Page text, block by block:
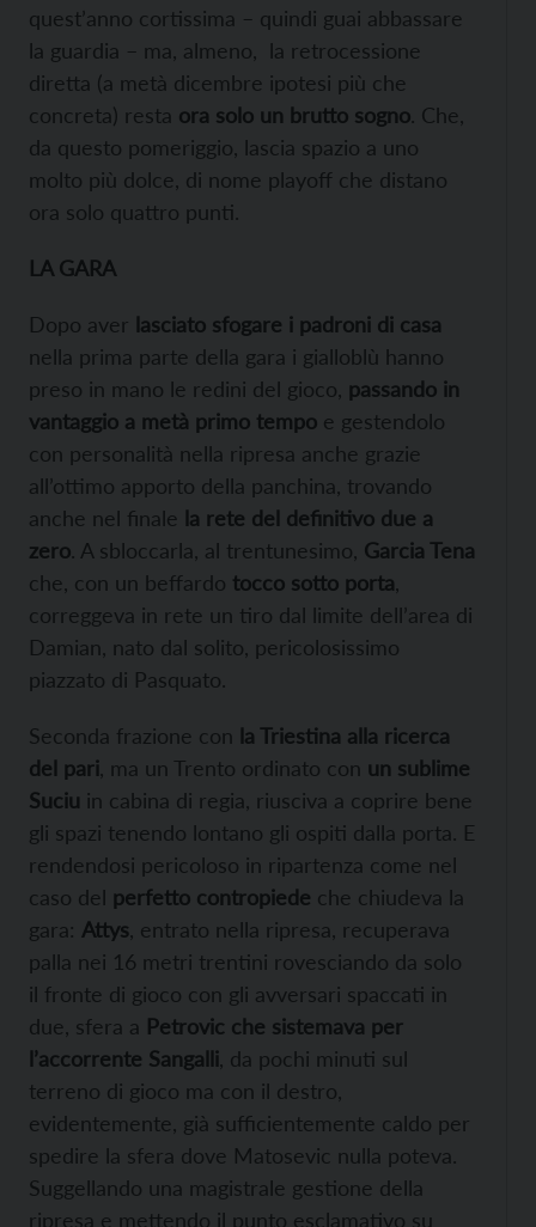
quest’anno cortissima – quindi guai abbassare
la guardia – ma, almeno, la retrocessione
diretta (a metà dicembre ipotesi più che
concreta) resta ora solo un brutto sogno. Che,
da questo pomeriggio, lascia spazio a uno
molto più dolce, di nome playoff che distano
ora solo quattro punti.
LA GARA
Dopo aver lasciato sfogare i padroni di casa
nella prima parte della gara i gialloblù hanno
preso in mano le redini del gioco, passando in
vantaggio a metà primo tempo e gestendolo
con personalità nella ripresa anche grazie
all’ottimo apporto della panchina, trovando
anche nel finale la rete del definitivo due a
zero. A sbloccarla, al trentunesimo, Garcia Tena
che, con un beffardo tocco sotto porta
correggeva in rete un tiro dal limite dell’area di
Damian, nato dal solito, pericolosissimo
piazzato di Pasquato.
Seconda frazione con la Triestina alla ricerca
del pari , ma un Trento ordinato con un sublime
Suciu in cabina di regia, riusciva a coprire bene
gli spazi tenendo lontano gli ospiti dalla porta. E
rendendosi pericoloso in ripartenza come nel
caso del perfetto contropiede che chiudeva la
gara: Attys , entrato nella ripresa, recuperava
palla nei 16 metri trentini rovesciando da solo
il fronte di gioco con gli avversari spaccati in
due, sfera a Petrovic che sistemava per
l’accorrente Sangalli , da pochi minuti sul
terreno di gioco ma con il destro,
evidentemente, già sufficientemente caldo per
spedire la sfera dove Matosevic nulla poteva.
Suggellando una magistrale gestione della
ripresa e mettendo il punto esclamativo su